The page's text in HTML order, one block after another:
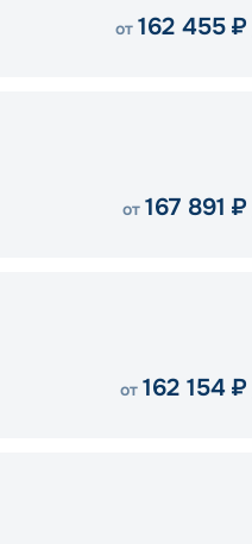
от 162 455 ₽
от 167 891 ₽
от 162 154 ₽